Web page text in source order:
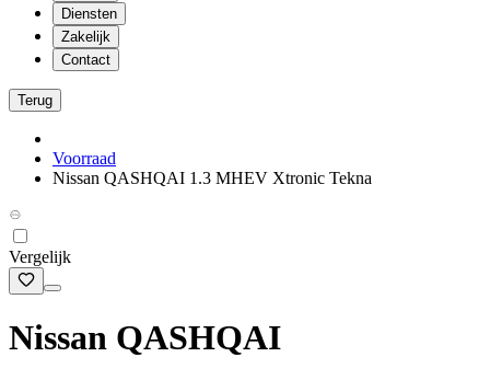
Diensten
Zakelijk
Contact
Terug
Voorraad
Nissan QASHQAI 1.3 MHEV Xtronic Tekna
Vergelijk
Nissan QASHQAI